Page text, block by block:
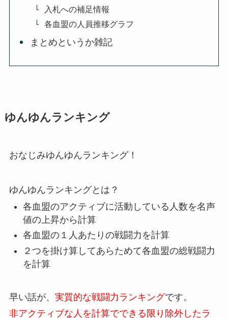
入札への補足情報
各血盟の人員推移グラフ
まとめというか雑記
ゆんゆんランキング
おなじみゆんゆんランキング！
ゆんゆんランキングとは？
各血盟のアクティブに活動している人数を名声
値の上昇から計算
各血盟の１人あたりの戦闘力を計算
２つを掛け算してあらためて各血盟の総戦闘力
を計算
早い話が、 実質的な戦闘力ランキングです。
非アクティブな人を計算でできる限り除外したラ